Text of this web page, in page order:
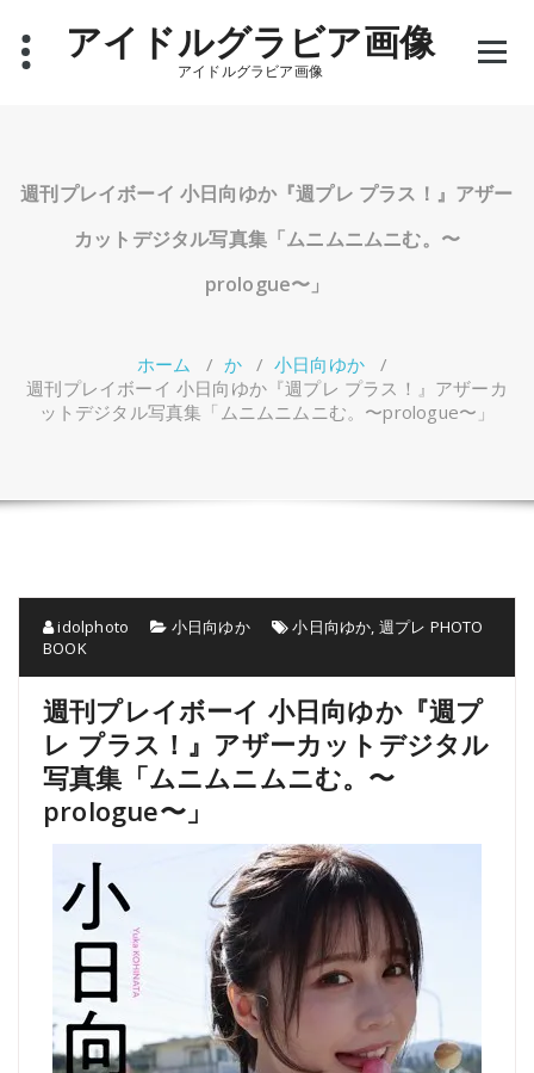
アイドルグラビア画像
アイドルグラビア画像
週刊プレイボーイ 小日向ゆか『週プレ プラス！』アザー
カットデジタル写真集「ムニムニムニむ。〜
prologue〜」
ホーム / か/ 小日向ゆか /
週刊プレイボーイ 小日向ゆか『週プレ プラス！』アザーカ
ットデジタル写真集「ムニムニムニむ。〜prologue〜」
idolphoto 小日向ゆか 小日向ゆか, 週プレ PHOTO
BOOK
週刊プレイボーイ 小日向ゆか『週プ
レ プラス！』アザーカットデジタル
写真集「ムニムニムニむ。〜
prologue〜」